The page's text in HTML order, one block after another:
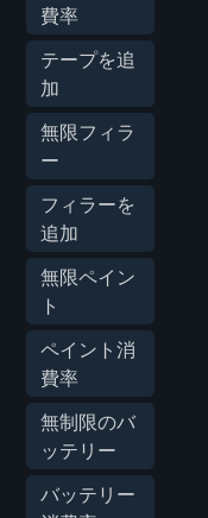
費率
テープを追
加
無限フィラ
ー
フィラーを
追加
無限ペイン
ト
ペイント消
費率
無制限のバ
ッテリー
バッテリー